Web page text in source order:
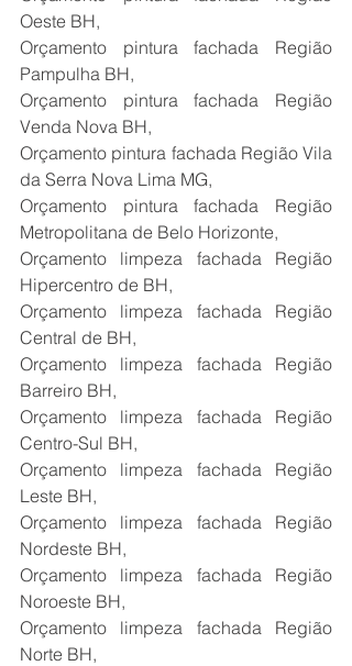
Oeste BH,
Orçamento pintura fachada Região
Pampulha BH,
Orçamento pintura fachada Região
Venda Nova BH,
Orçamento pintura fachada Região Vila
da Serra Nova Lima MG,
Orçamento pintura fachada Região
Metropolitana de Belo Horizonte,
Orçamento limpeza fachada Região
Hipercentro de BH,
Orçamento limpeza fachada Região
Central de BH,
Orçamento limpeza fachada Região
Barreiro BH,
Orçamento limpeza fachada Região
Centro-Sul BH,
Orçamento limpeza fachada Região
Leste BH,
Orçamento limpeza fachada Região
Nordeste BH,
Orçamento limpeza fachada Região
Noroeste BH,
Orçamento limpeza fachada Região
Norte BH,